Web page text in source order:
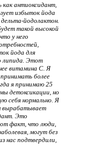
антиоксидант,
избыток йода
йодолактон.
такой высокой
у него
йода для
липида. Этот
витамина С. Я
более
я принимаю 25
детоксикации, но
себя нормально. Я
вырабатывает
Это
факт, что люди,
могут без
нас подтвердили,